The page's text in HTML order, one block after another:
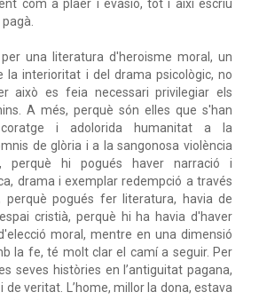
com a plaer i evasió, tot i així escriu
per una literatura d'heroisme moral, un
la interioritat i del drama psicològic, no
això es feia necessari privilegiar els
A més, perquè són elles que s'han
i adolorida humanitat a la
de glòria i a la sangonosa violència
perquè hi pogués haver narració i
drama i exemplar redempció a través
perquè pogués fer literatura, havia de
cristià, perquè hi ha havia d'haver
moral, mentre en una dimensió
la fe, té molt clar el camí a seguir. Per
seves històries en l’antiguitat pagana,
de veritat. L’home, millor la dona, estava